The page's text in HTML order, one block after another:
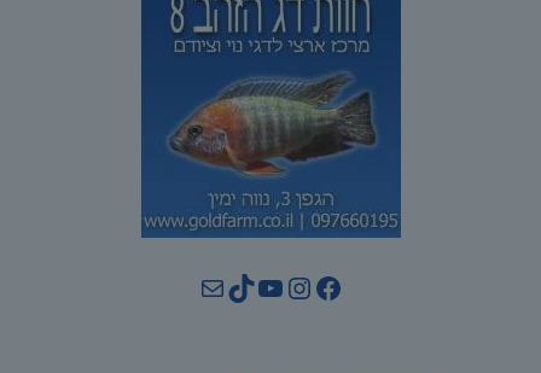
Facebook
Instagram
YouTube
TikTok
Mail